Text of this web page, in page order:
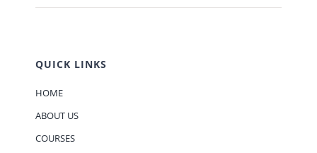
QUICK LINKS
HOME
ABOUT US
COURSES